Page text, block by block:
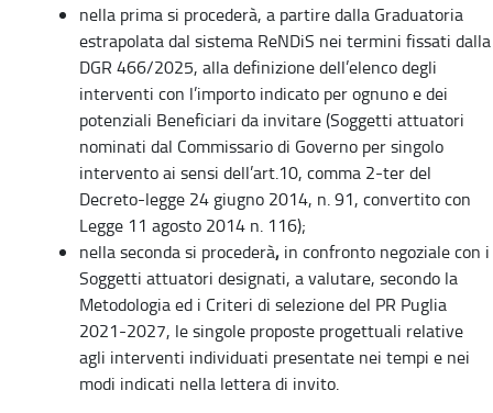
nella primasi procederà, a partire dalla Graduatoria
estrapolata dal sistema ReNDiS nei termini fissati dalla
DGR 466/2025, alla definizione dell’elenco degli
interventi con l’importo indicato per ognuno e dei
potenziali Beneficiari da invitare (Soggetti attuatori
nominati dal Commissario di Governo per singolo
intervento ai sensi dell’art.10, comma 2-ter del
Decreto-legge 24 giugno 2014, n. 91, convertito con
Legge 11 agosto 2014 n. 116);
nella seconda si procederà, in confronto negoziale con i
Soggetti attuatori designati, a valutare, secondo la
Metodologia ed i Criteri di selezione del PR Puglia
2021-2027, le singole proposte progettuali relative
agli interventi individuati presentate nei tempi e nei
modi indicati nella lettera di invito.